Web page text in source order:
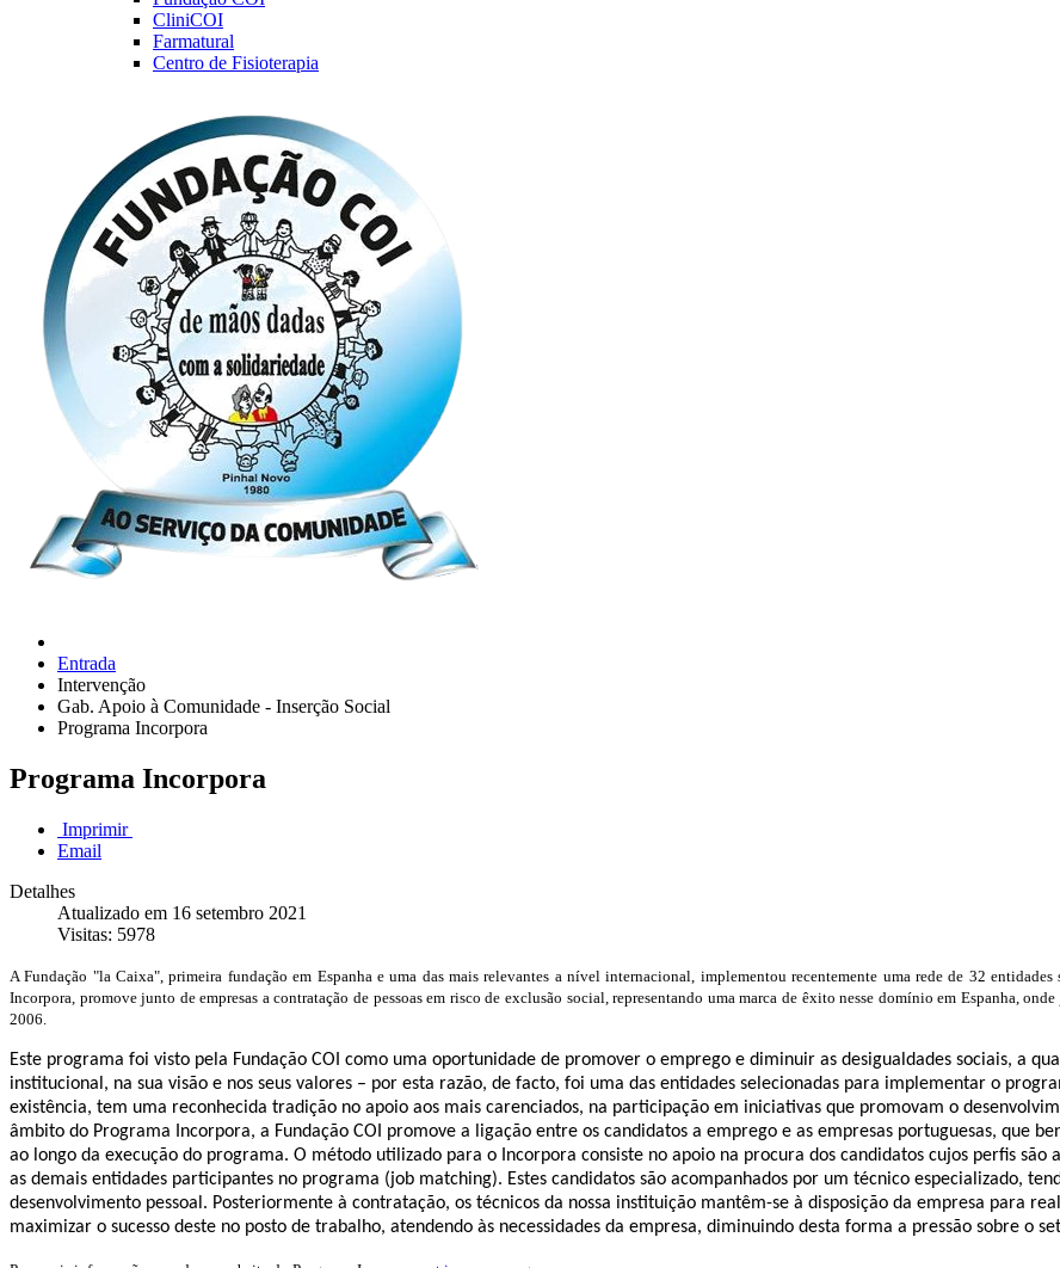
CliniCOI
Farmatural
Centro de Fisioterapia
Entrada
Intervenção
Gab. Apoio à Comunidade - Inserção Social
Programa Incorpora
Programa Incorpora
Imprimir
Email
Detalhes
Atualizado em 16 setembro 2021
Visitas: 5978
A Fundação "la Caixa", primeira fundação em Espanha e uma das mais relevantes a nível internacional, implementou recentemente uma rede de 32
Incorpora, promove junto de empresas a contratação de pessoas em risco de exclusão social, representando uma marca de êxito nesse domínio em Espanha,
2006.
Este programa foi visto pela Fundação COI como uma oportunidade de promover o emprego e diminuir as desigualdades sociais, a
institucional, na sua visão e nos seus valores – por esta razão, de facto, foi uma das entidades selecionadas para implementar o
existência, tem uma reconhecida tradição no apoio aos mais carenciados, na participação em iniciativas que promovam o
âmbito do Programa Incorpora, a Fundação COI promove a ligação entre os candidatos a emprego e as empresas portuguesas, que
ao longo da execução do programa. O método utilizado para o Incorpora consiste no apoio na procura dos candidatos cujos perfis
as demais entidades participantes no programa (job matching). Estes candidatos são acompanhados por um técnico especializado,
desenvolvimento pessoal. Posteriormente à contratação, os técnicos da nossa instituição mantêm-se à disposição da empresa para
maximizar o sucesso deste no posto de trabalho, atendendo às necessidades da empresa, diminuindo desta forma a pressão sobre o